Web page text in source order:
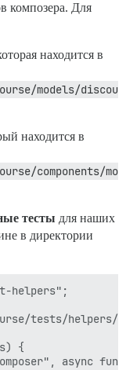
композера. Для
находится в
models/discou
находится в
components/mo
тесты для наших
в директории
helpers";
tests/helpers/
{
async